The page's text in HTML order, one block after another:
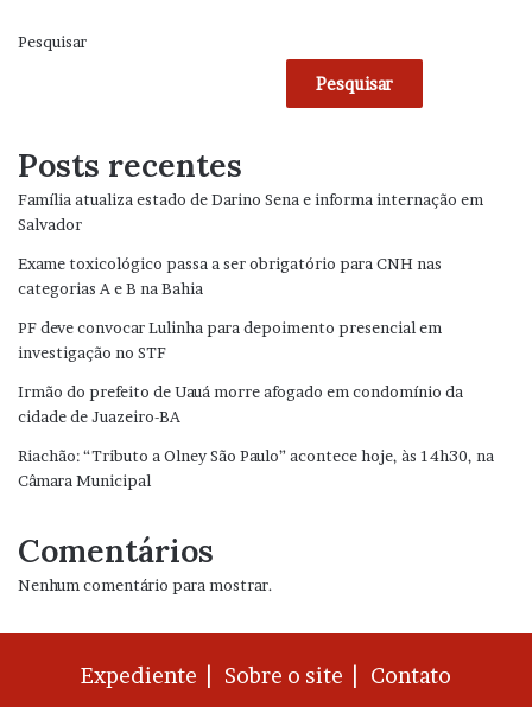
Pesquisar
Pesquisar
Posts recentes
Família atualiza estado de Darino Sena e informa internação em
Salvador
Exame toxicológico passa a ser obrigatório para CNH nas
categorias A e B na Bahia
PF deve convocar Lulinha para depoimento presencial em
investigação no STF
Irmão do prefeito de Uauá morre afogado em condomínio da
cidade de Juazeiro-BA
Riachão: “Tributo a Olney São Paulo” acontece hoje, às 14h30, na
Câmara Municipal
Comentários
Nenhum comentário para mostrar.
Expediente | Sobre o site | Contato